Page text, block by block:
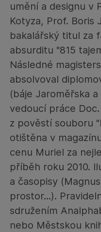
umění a designu v
Kotyza, Prof. Boris
bakalářský titul za
absurditu "815
Následné
absolvoval
(báje Jaroměřska
vedoucí práce
z pověstí souboru
otištěna v
cenu Muriel za
příběh roku 2010.
a časopisy
prostor...).
sdružením
nebo Městskou